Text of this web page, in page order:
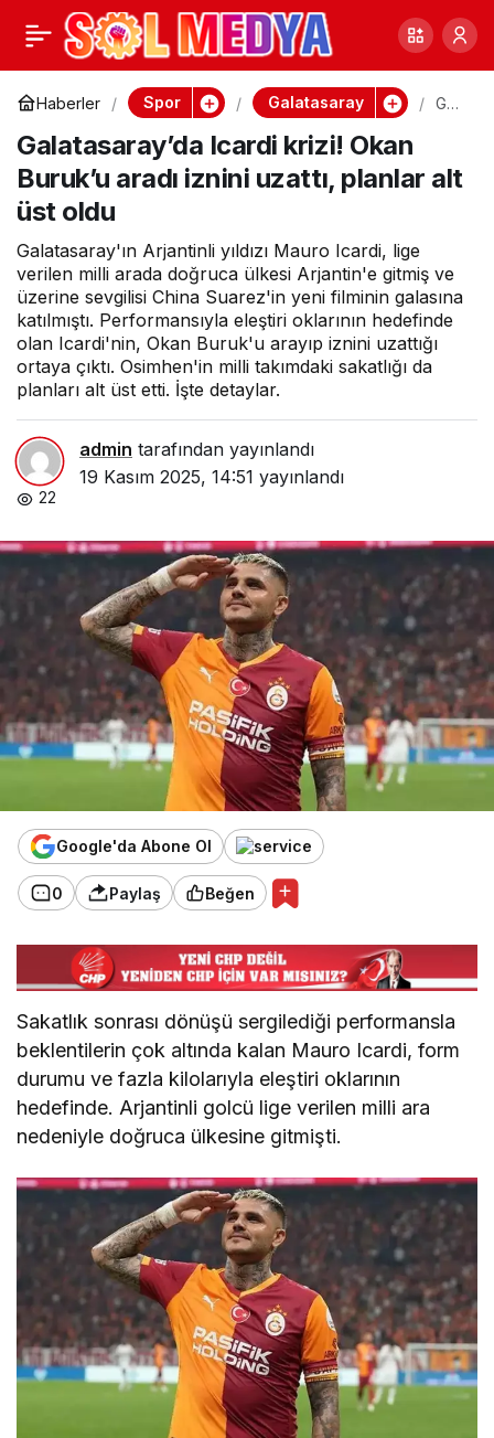
Haberler Spor Galatasaray
Gal
Icar
n
Bur
uk’u
ara
dı
tı,
Galatasaray’da Icardi krizi! Okan
Buruk’u aradı iznini uzattı, planlar alt
üst oldu
Galatasaray'ın Arjantinli yıldızı Mauro Icardi, lige
verilen milli arada doğruca ülkesi Arjantin'e gitmiş ve
üzerine sevgilisi China Suarez'in yeni filminin galasına
katılmıştı. Performansıyla eleştiri oklarının hedefinde
olan Icardi'nin, Okan Buruk'u arayıp iznini uzattığı
ortaya çıktı. Osimhen'in milli takımdaki sakatlığı da
planları alt üst etti. İşte detaylar.
admin tarafından yayınlandı
19 Kasım 2025, 14:51 yayınlandı
22
Google'da Abone Ol
0 Paylaş Beğen
Sakatlık sonrası dönüşü sergilediği performansla
beklentilerin çok altında kalan Mauro Icardi, form
durumu ve fazla kilolarıyla eleştiri oklarının
hedefinde. Arjantinli golcü lige verilen milli ara
nedeniyle doğruca ülkesine gitmişti.
Beşiktaş yarınki
antrenmanın ilk
bölümünü basına
açacak!
0 Paylaş